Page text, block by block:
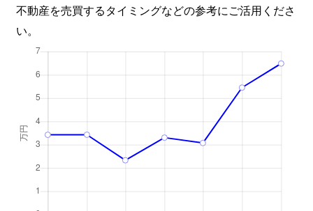
不動産を売買するタイミングなどの参考にご活用くださ
い。